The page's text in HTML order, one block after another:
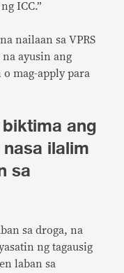
ICC.”
nailaan sa VPRS
ayusin ang
mag-apply para
ang
ilalim
sa
sa droga, na
ng tagausig
laban sa